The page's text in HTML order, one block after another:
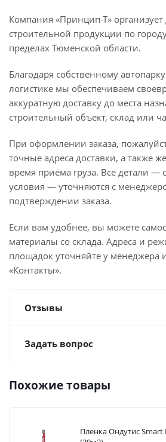
Компания «Принцип-Т» организует
строительной продукции по
пределах Тюменской области.
Благодаря собственному
логистике мы обеспечиваем
аккуратную доставку до места
строительный объект, склад или
При оформлении заказа,
точные адреса доставки, а также
время приёма груза. Все детали —
условия — уточняются с
подтверждении заказа.
Если вам удобнее, вы можете
материалы со склада. Адреса и
площадок уточняйте у менеджера
«Контакты».
Отзывы
Задать вопрос
Похожие товары
Пленка Ондутис